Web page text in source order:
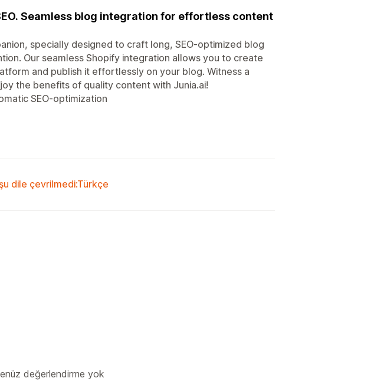
Seamless blog integration for effortless content
specially designed to craft long, SEO-optimized blog
Our seamless Shopify integration allows you to create
and publish it effortlessly on your blog. Witness a
the benefits of quality content with Junia.ai!
SEO-optimization
dile çevrilmedi:Türkçe
değerlendirme yok